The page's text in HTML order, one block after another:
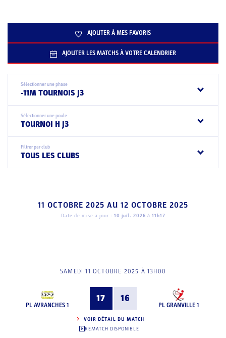
AJOUTER À MES FAVORIS
AJOUTER LES MATCHS À VOTRE CALENDRIER
Sélectionner une phase
-11M TOURNOIS J3
Sélectionner une poule
TOURNOI H J3
Filtrer par club
TOUS LES CLUBS
11 OCTOBRE 2025 AU 12 OCTOBRE 2025
Date de mise à jour : 10 juil. 2026 à 11h17
SAMEDI 11 OCTOBRE 2025 À 13H00
PL AVRANCHES 1
17 16
PL GRANVILLE 1
VOIR DÉTAIL DU MATCH
REMATCH DISPONIBLE